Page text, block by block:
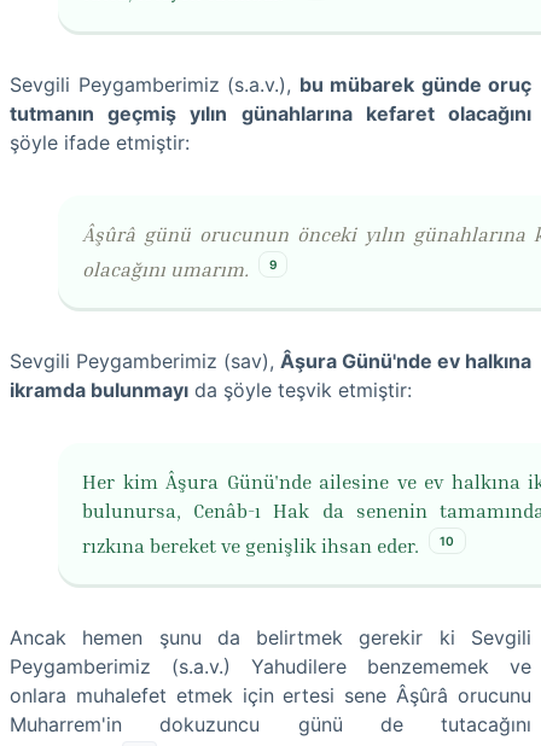
Sevgili Peygamberimiz (s.a.v.), bu mübarek günde oruç
tutmanın geçmiş yılın günahlarına kefaret olacağını
şöyle ifade etmiştir:
Âşûrâ günü orucunun önceki yılın günahlarına
olacağını umarım.
9
Sevgili Peygamberimiz (sav), Âşura Günü'nde ev halkına
ikramda bulunmayı da şöyle teşvik etmiştir:
Her kim Âşura Günü'nde ailesine ve ev halkına
bulunursa, Cenâb-ı Hak da senenin
rızkına bereket ve genişlik ihsan eder.
10
Ancak hemen şunu da belirtmek gerekir ki Sevgili
Peygamberimiz (s.a.v.) Yahudilere benzememek ve
onlara muhalefet etmek için ertesi sene Âşûrâ orucunu
Muharrem'in dokuzuncu günü de tutacağını